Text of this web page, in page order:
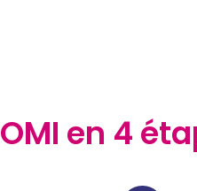
en 4